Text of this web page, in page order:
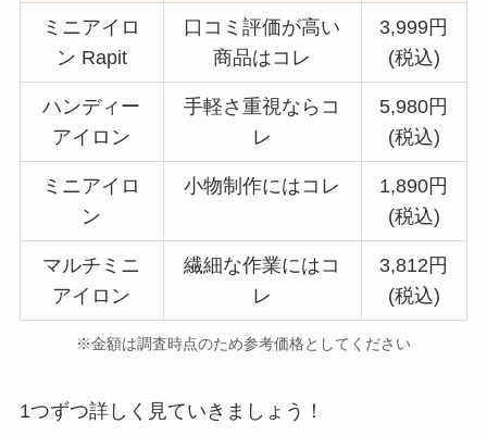
ミニアイロ
ン Rapit
口コミ評価が高い
商品はコレ
3,999円
(税込)
ハンディー
アイロン
手軽さ重視ならコ
レ
5,980円
(税込)
ミニアイロ
ン
小物制作にはコレ
1,890円
(税込)
マルチミニ
アイロン
繊細な作業にはコ
レ
3,812円
(税込)
※金額は調査時点のため参考価格としてください
1つずつ詳しく見ていきましょう！